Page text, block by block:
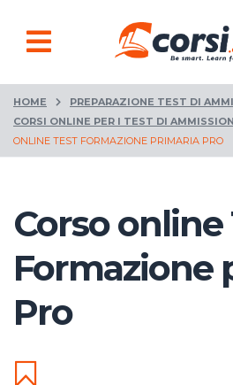
HOME
PREPARAZIONE TEST DI
CORSI ONLINE PER I TEST DI
ONLINE TEST FORMAZIONE PRIMARIA PRO
Corso online
Formazione
Pro